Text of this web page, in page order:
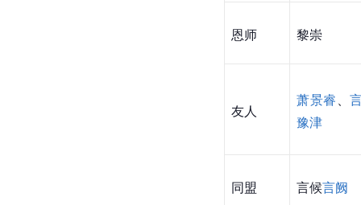
恩师 黎崇
友人
萧景睿
豫津
同盟 言候言阙